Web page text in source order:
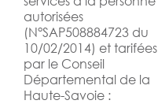
autorisées
(N°SAP508884723 du
10/02/2014) et tarifées
par le Conseil
Départemental de la
Haute-Savoie :